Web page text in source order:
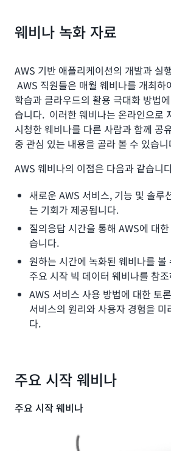
웨비나 녹화 자료
AWS 기반 애플리케이션의 개발과 실
AWS 직원들은 매월 웨비나를 개최하
학습과 클라우드의 활용 극대화 방법
습니다. 이러한 웨비나는 온라인으로
시청한 웨비나를 다른 사람과 함께 공
중 관심 있는 내용을 골라 볼 수 있습
AWS 웨비나의 이점은 다음과 같습니
새로운 AWS 서비스, 기능 및 솔루
는 기회가 제공됩니다.
질의응답 시간을 통해 AWS에 대
습니다.
원하는 시간에 녹화된 웨비나를 볼
주요 시작 빅 데이터 웨비나를 참
AWS 서비스 사용 방법에 대한 토
서비스의 원리와 사용자 경험을 미
다.
주요 시작 웨비나
주요 시작 웨비나